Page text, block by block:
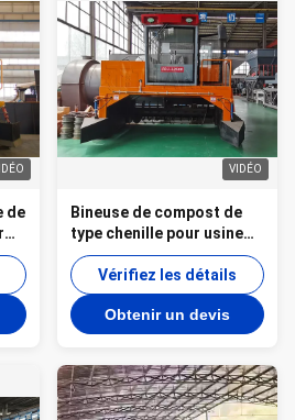
de
VIDÉO
Bineuse de compost de
type chenille pour usine
de fabrication d'engrais
organiques
Vérifiez les détails
Obtenir un devis